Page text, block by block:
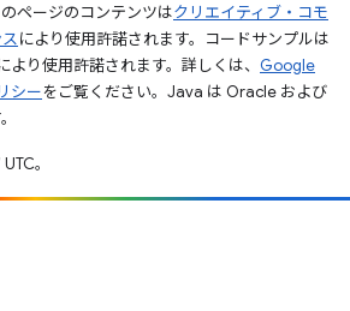
ページのコンテンツはクリエイティブ・コモ
により使用許諾されます。コードサンプルは
より使用許諾されます。詳しくは、 Google
シーをご覧ください。Java は Oracle および
。